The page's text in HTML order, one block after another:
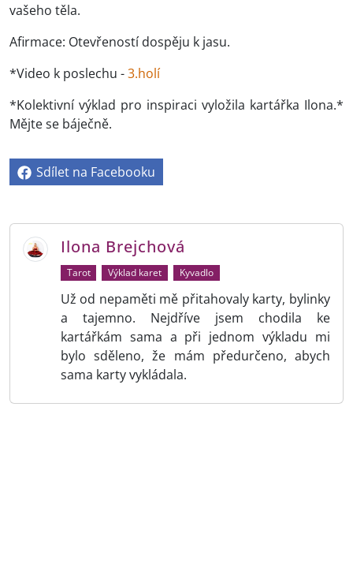
vašeho těla.
Afirmace: Otevřeností dospěju k jasu.
*Video k poslechu -3.holí
*Kolektivní výklad pro inspiraci vyložila kartářka Ilona.*
Mějte se báječně.
Sdílet na Facebooku
Ilona Brejchová
Tarot Výklad karet Kyvadlo
Už od nepaměti mě přitahovaly karty, bylinky
a tajemno. Nejdříve jsem chodila ke
kartářkám sama a při jednom výkladu mi
bylo sděleno, že mám předurčeno, abych
sama karty vykládala.